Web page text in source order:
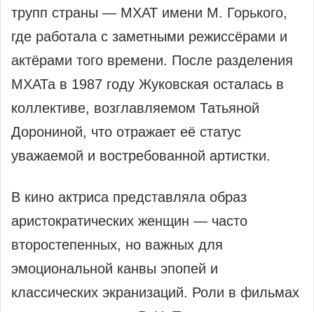
трупп страны — МХАТ имени М. Горького,
где работала с заметными режиссёрами и
актёрами того времени. После разделения
МХАТа в 1987 году Жуковская осталась в
коллективе, возглавляемом Татьяной
Дорониной, что отражает её статус
уважаемой и востребованной артистки.
В кино актриса представляла образ
аристократических женщин — часто
второстепенных, но важных для
эмоциональной канвы эпопей и
классических экранизаций. Роли в фильмах